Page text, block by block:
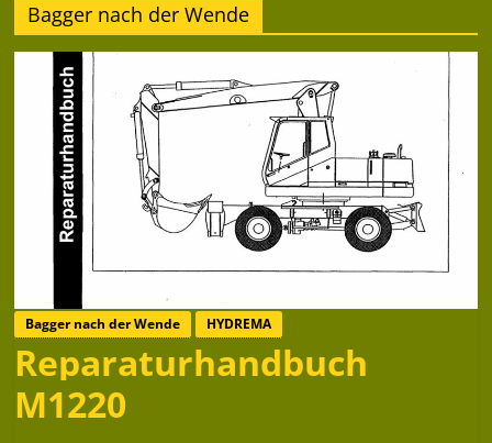
Bagger nach der Wende
Bagger nach der Wende HYDREMA
Reparaturhandbuch
M1220